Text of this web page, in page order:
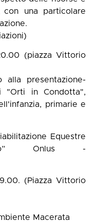
con una particolare
(piazza Vittorio
presentazione-
"Orti in Condotta",
primarie e
Equestre
Onlus -
(Piazza Vittorio
Macerata